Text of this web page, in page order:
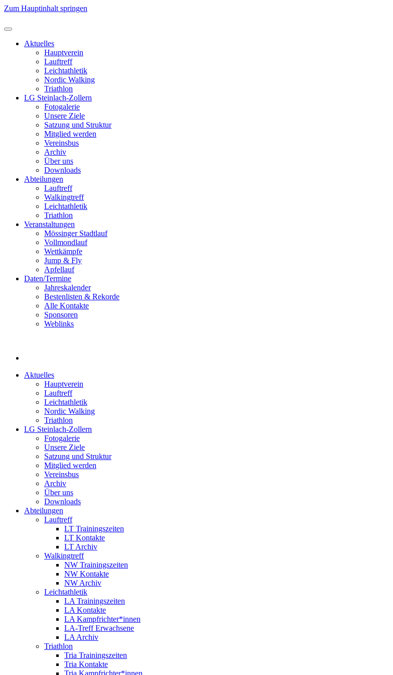
Zum Hauptinhalt springen
Aktuelles
Hauptverein
Lauftreff
Leichtathletik
Nordic Walking
Triathlon
LG Steinlach-Zollern
Fotogalerie
Unsere Ziele
Satzung und Struktur
Mitglied werden
Vereinsbus
Archiv
Über uns
Downloads
Abteilungen
Lauftreff
Walkingtreff
Leichtathletik
Triathlon
Veranstaltungen
Mössinger Stadtlauf
Vollmondlauf
Wettkämpfe
Jump & Fly
Apfellauf
Daten/Termine
Jahreskalender
Bestenlisten & Rekorde
Alle Kontakte
Sponsoren
Weblinks
Aktuelles
Hauptverein
Lauftreff
Leichtathletik
Nordic Walking
Triathlon
LG Steinlach-Zollern
Fotogalerie
Unsere Ziele
Satzung und Struktur
Mitglied werden
Vereinsbus
Archiv
Über uns
Downloads
Abteilungen
Lauftreff
LT Trainingszeiten
LT Kontakte
LT Archiv
Walkingtreff
NW Trainingszeiten
NW Kontakte
NW Archiv
Leichtathletik
LA Trainingszeiten
LA Kontakte
LA Kampfrichter*innen
LA-Treff Erwachsene
LA Archiv
Triathlon
Tria Trainingszeiten
Tria Kontakte
Tria Kampfrichter*innen